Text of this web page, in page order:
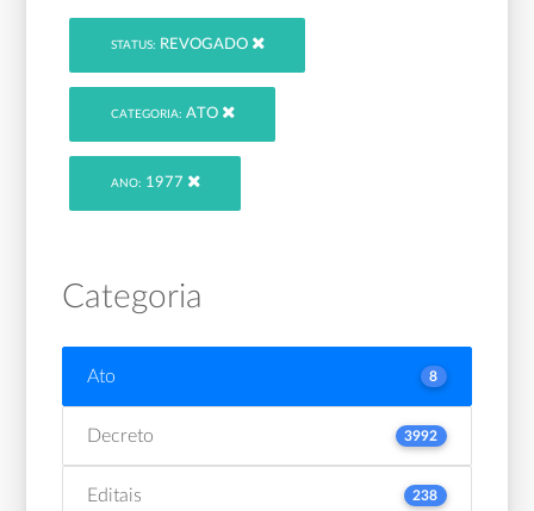
STATUS: REVOGADO
CATEGORIA: ATO
ANO: 1977
Categoria
Ato 8
Decreto 3992
Editais 238